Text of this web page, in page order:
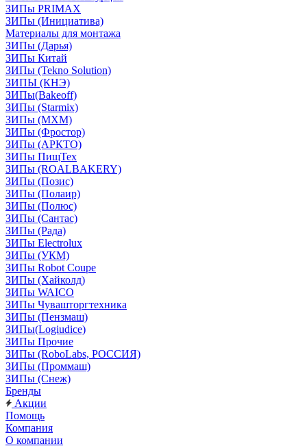
ЗИПы PRIMAX
ЗИПы (Инициатива)
Материалы для монтажа
ЗИПы (Дарья)
ЗИПы Китай
ЗИПы (Tekno Solution)
ЗИПЫ (КНЭ)
ЗИПы(Bakeoff)
ЗИПы (Starmix)
ЗИПы (МХМ)
ЗИПы (Фростор)
ЗИПы (АРКТО)
ЗИПы ПищТех
ЗИПы (ROALBAKERY)
ЗИПы (Позис)
ЗИПы (Полаир)
ЗИПы (Полюс)
ЗИПы (Сантас)
ЗИПы (Рада)
ЗИПы Electrolux
ЗИПы (УКМ)
ЗИПы Robot Coupe
ЗИПы (Хайколд)
ЗИПы WAICO
ЗИПы Чувашторгтехника
ЗИПы (Пензмаш)
ЗИПы(Logiudice)
ЗИПы Прочие
ЗИПы (RoboLabs, РОССИЯ)
ЗИПы (Проммаш)
ЗИПы (Снеж)
Бренды
Акции
Помощь
Компания
О компании